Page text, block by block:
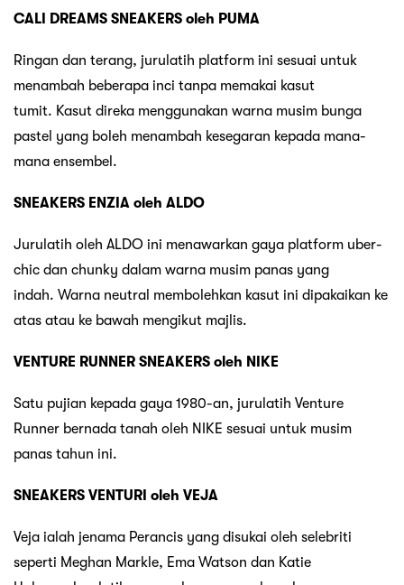
CALI DREAMS SNEAKERS oleh PUMA
Ringan dan terang, jurulatih platform ini sesuai untuk
menambah beberapa inci tanpa memakai kasut
tumit. Kasut direka menggunakan warna musim bunga
pastel yang boleh menambah kesegaran kepada mana-
mana ensembel.
SNEAKERS ENZIA oleh ALDO
Jurulatih oleh ALDO ini menawarkan gaya platform uber-
chic dan chunky dalam warna musim panas yang
indah. Warna neutral membolehkan kasut ini dipakaikan ke
atas atau ke bawah mengikut majlis.
VENTURE RUNNER SNEAKERS oleh NIKE
Satu pujian kepada gaya 1980-an, jurulatih Venture
Runner bernada tanah oleh NIKE sesuai untuk musim
panas tahun ini.
SNEAKERS VENTURI oleh VEJA
Veja ialah jenama Perancis yang disukai oleh selebriti
seperti Meghan Markle, Ema Watson dan Katie